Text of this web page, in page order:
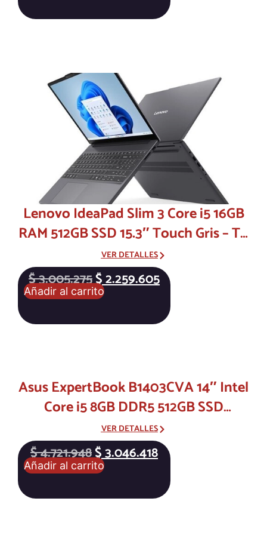
Lenovo IdeaPad Slim 3 Core i5 16GB
RAM 512GB SSD 15.3″ Touch Gris – Tu
portátil delgado para trabajar sin
límites
VER DETALLES
$3.005.275$2.259.605
Añadir al carrito
Asus ExpertBook B1403CVA 14″ Intel
Core i5 8GB DDR5 512GB SSD
Windows 11 Pro – La laptop
profesional que trabaja tan duro
como tú
VER DETALLES
$4.721.948$3.046.418
Añadir al carrito